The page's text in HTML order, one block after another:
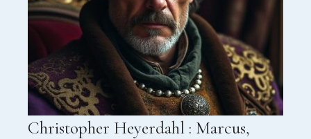
Christopher Heyerdahl : Marcus,